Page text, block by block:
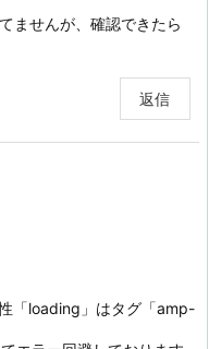
ませんが、確認できたら
返信
「loading」はタグ「amp-